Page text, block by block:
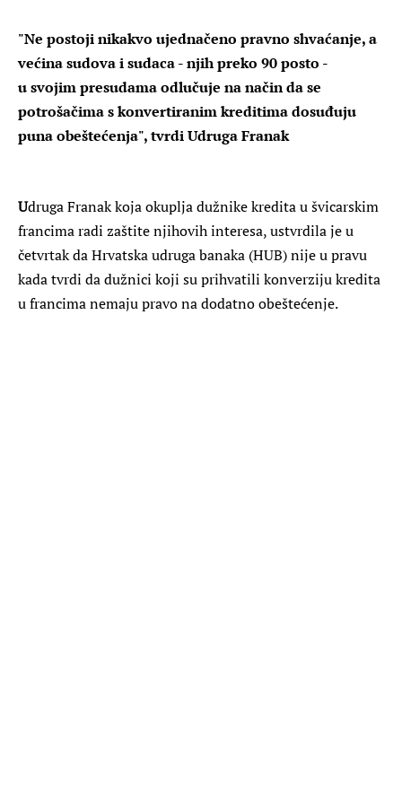
"Ne postoji nikakvo ujednačeno pravno shvaćanje, a
većina sudova i sudaca - njih preko 90 posto -
u svojim presudama odlučuje na način da se
potrošačima s konvertiranim kreditima dosuđuju
puna obeštećenja", tvrdi Udruga Franak
Udruga Franak koja okuplja dužnike kredita u švicarskim
francima radi zaštite njihovih interesa, ustvrdila je u
četvrtak da Hrvatska udruga banaka (HUB) nije u pravu
kada tvrdi da dužnici koji su prihvatili konverziju kredita
u francima nemaju pravo na dodatno obeštećenje.